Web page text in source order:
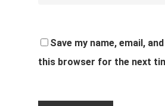
Save my name, email,
this browser for the next